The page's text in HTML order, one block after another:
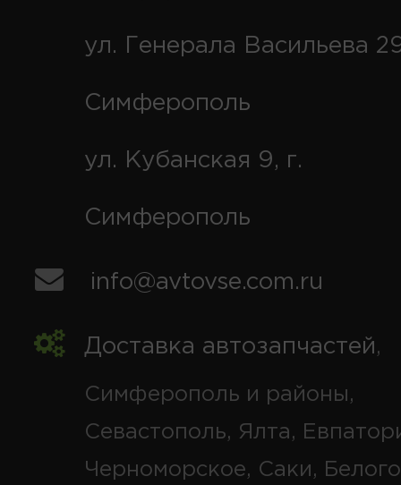
ул. Генерала Васильева
Симферополь
ул. Кубанская 9, г.
Симферополь
info@avtovse.com.ru
Доставка автозапчастей,
Симферополь и районы,
Севастополь, Ялта,
Черноморское, Саки,